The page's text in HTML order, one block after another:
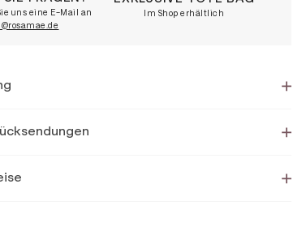
uns eine E-Mail an
Im Shop erhältlich